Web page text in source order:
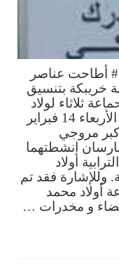
# أطاحت عناصر
خريبكة بتنسيق
ثلاثاء لولاد
إقليم سطات اليوم الأربعاء 14 فبراير
مروجي
انشطتهما
أولاد
وللإشارة فقد تم
أولاد محمد
و مخدرات …